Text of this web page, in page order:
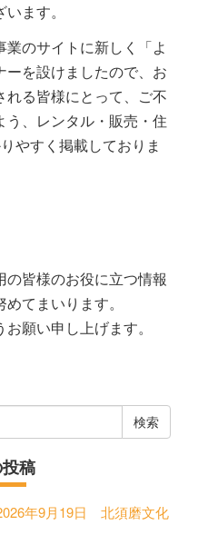
ます。
のサイトに新しく「よ
ーを設けましたので、お
る皆様にとって、ご不
、レンタル・販売・住
やすく掲載しておりま
皆様のお役に立つ情報
てまいります。
願い申し上げます。
稿
年9月19日 北須磨文化